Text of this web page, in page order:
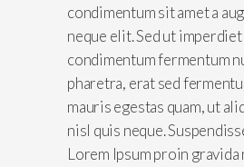
condimentum sit amet a
neque elit. Sed ut
condimentum fermentum
pharetra, erat sed
mauris egestas quam, ut
nisl quis neque.
Lorem Ipsum proin